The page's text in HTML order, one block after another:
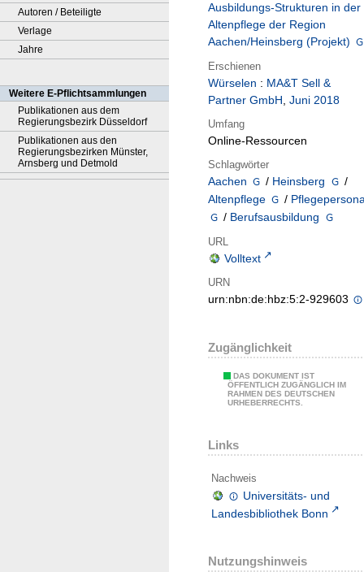
Autoren / Beteiligte
Verlage
Jahre
Weitere E-Pflichtsammlungen
Publikationen aus dem
Regierungsbezirk Düsseldorf
Publikationen aus den
Regierungsbezirken Münster,
Arnsberg und Detmold
Ausbildungs-Strukturen in der
Altenpflege der Region
Aachen/Heinsberg (Projekt)
Erschienen
Würselen : MA&T Sell &
Partner GmbH, Juni 2018
Umfang
Online-Ressourcen
Schlagwörter
Aachen / Heinsberg
/
Altenpflege
/
/ Berufsausbildung
URL
Volltext
URN
urn:nbn:de:hbz:5:2-929603
Zugänglichkeit
DAS DOKUMENT IST
ÖFFENTLICH ZUGÄNGLICH IM
RAHMEN DES DEUTSCHEN
URHEBERRECHTS.
Links
Nachweis
Universitäts- und
Landesbibliothek Bonn
Nutzungshinweis